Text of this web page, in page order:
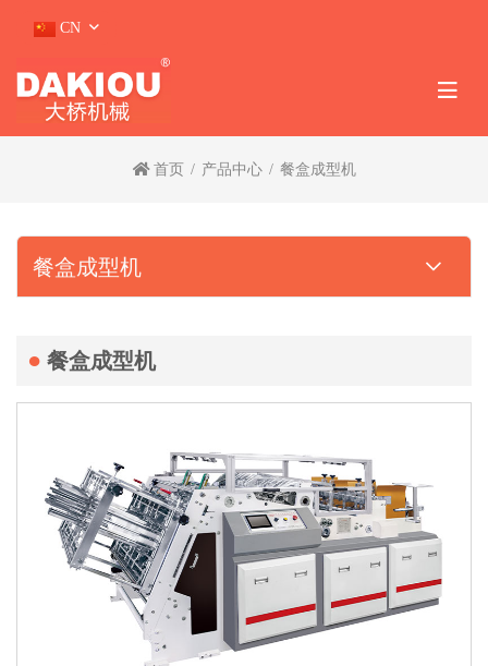
CN
首页 产品中心 餐盒成型机
餐盒成型机
餐盒成型机